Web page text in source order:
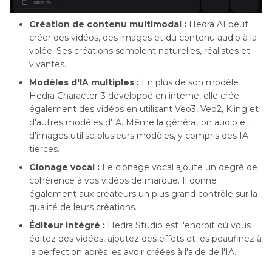
Création de contenu multimodal : Hedra AI peut
créer des vidéos, des images et du contenu audio à la
volée. Ses créations semblent naturelles, réalistes et
vivantes.
Modèles d'IA multiples : En plus de son modèle
Hedra Character-3 développé en interne, elle crée
également des vidéos en utilisant Veo3, Veo2, Kling et
d'autres modèles d'IA. Même la génération audio et
d'images utilise plusieurs modèles, y compris des IA
tierces.
Clonage vocal : Le clonage vocal ajoute un degré de
cohérence à vos vidéos de marque. Il donne
également aux créateurs un plus grand contrôle sur la
qualité de leurs créations.
Éditeur intégré : Hedra Studio est l'endroit où vous
éditez des vidéos, ajoutez des effets et les peaufinez à
la perfection après les avoir créées à l'aide de l'IA.